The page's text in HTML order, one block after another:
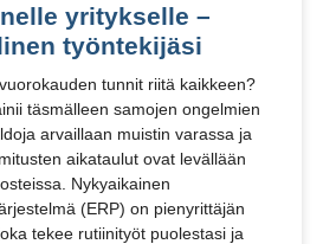
yritykselle –
työntekijäsi
tunnit riitä kaikkeen?
täsmälleen samojen ongelmien
arvaillaan muistin varassa ja
aikataulut ovat levällään
Nykyaikainen
(ERP) on pienyrittäjän
tekee rutiinityöt puolestasi ja